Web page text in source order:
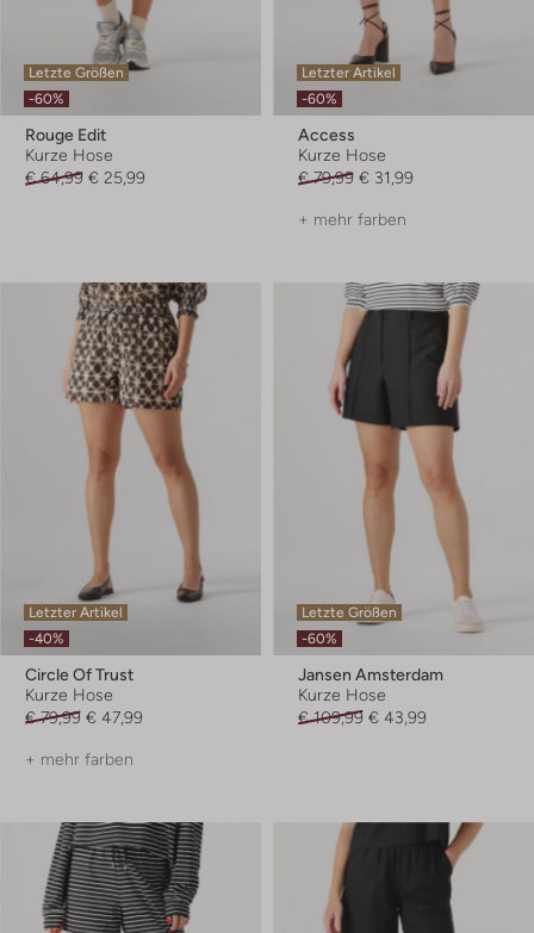
Letzte Größen
-60%
Rouge Edit
Kurze Hose
€ 64,99 € 25,99
Letzter Artikel
-60%
Access
Kurze Hose
€ 79,99 € 31,99
+ mehr farben
Letzter Artikel
-40%
Circle Of Trust
Kurze Hose
€ 79,99 € 47,99
+ mehr farben
Letzte Größen
-60%
Jansen Amsterdam
Kurze Hose
€ 109,99 € 43,99